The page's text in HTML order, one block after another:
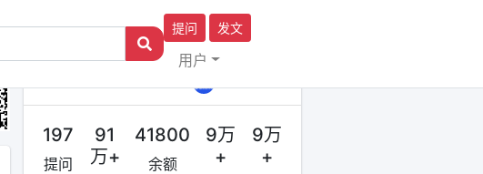
提问 发文
用户
197
提问
91
万+
41800
余额
9万
+
9万
+